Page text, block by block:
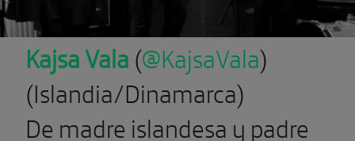
Kajsa Vala(@KajsaVala)
(Islandia/Dinamarca)
De madre islandesa y padre